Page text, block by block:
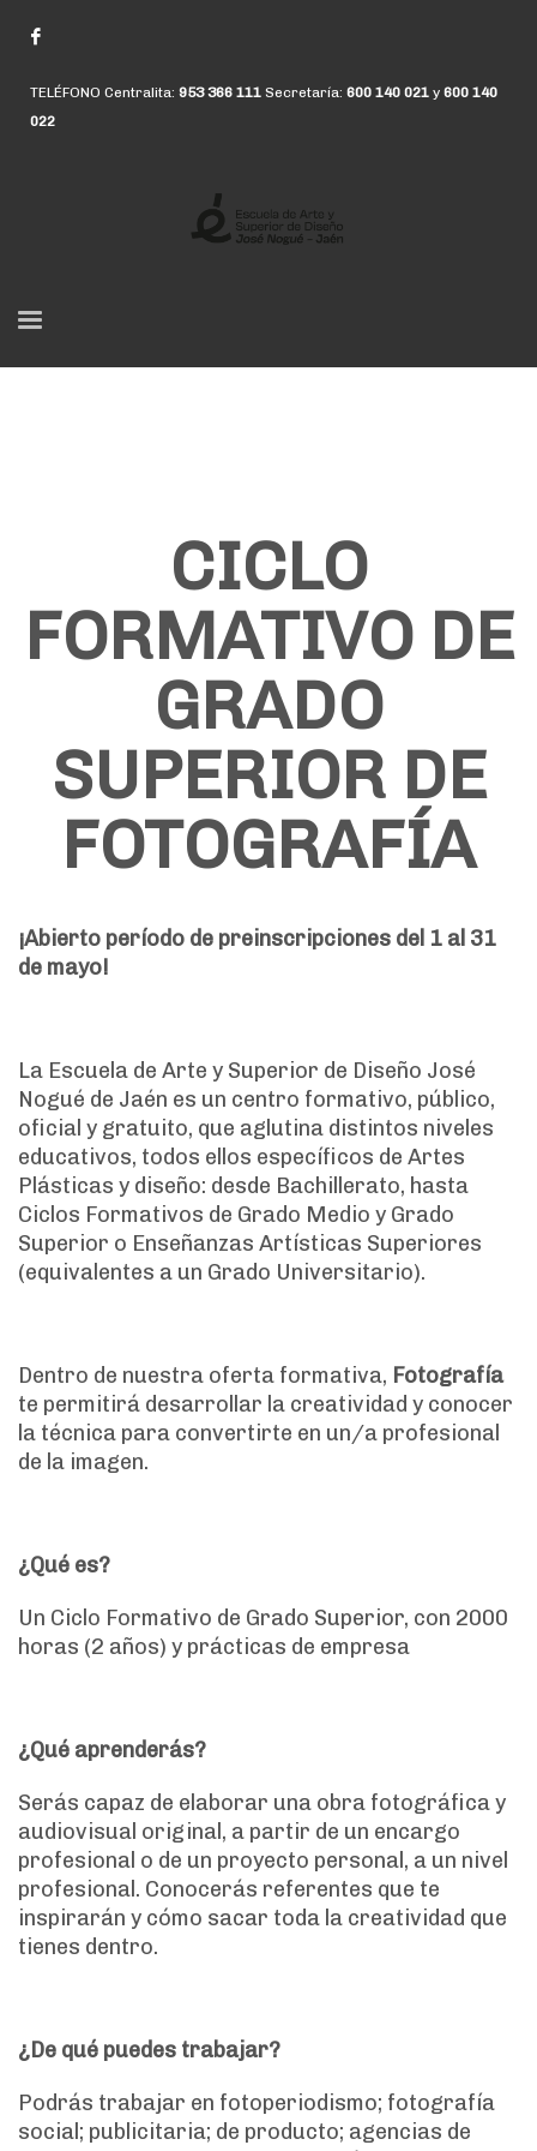
TELÉFONO Centralita: 953 366 111 Secretaría: 600 140 021 y 600 140
022
CICLO
FORMATIVO DE
GRADO
SUPERIOR DE
FOTOGRAFÍA
¡Abierto período de preinscripciones del 1 al 31
de mayo!
La Escuela de Arte y Superior de Diseño José
Nogué de Jaén es un centro formativo, público,
oficial y gratuito, que aglutina distintos niveles
educativos, todos ellos específicos de Artes
Plásticas y diseño: desde Bachillerato, hasta
Ciclos Formativos de Grado Medio y Grado
Superior o Enseñanzas Artísticas Superiores
(equivalentes a un Grado Universitario).
Dentro de nuestra oferta formativa, Fotografía
te permitirá desarrollar la creatividad y conocer
la técnica para convertirte en un/a profesional
de la imagen.
¿Qué es?
Un Ciclo Formativo de Grado Superior, con 2000
horas (2 años) y prácticas de empresa
¿Qué aprenderás?
Serás capaz de elaborar una obra fotográfica y
audiovisual original, a partir de un encargo
profesional o de un proyecto personal, a un nivel
profesional. Conocerás referentes que te
inspirarán y cómo sacar toda la creatividad que
tienes dentro.
¿De qué puedes trabajar?
Podrás trabajar en fotoperiodismo; fotografía
social; publicitaria; de producto; agencias de